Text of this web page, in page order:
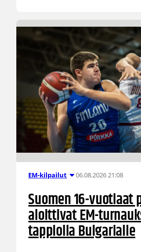
EM-kilpailut 06.08.2026 21:08
Suomen 16-vuotiaat
aloittivat EM-
tappiolla Bulgarialle